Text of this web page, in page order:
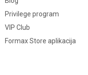
Privilege program
VIP Club
Formax Store aplikacija